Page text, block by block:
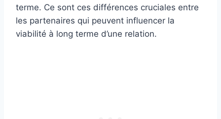
terme. Ce sont ces différences cruciales entre
les partenaires qui peuvent influencer la
viabilité à long terme d’une relation.